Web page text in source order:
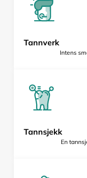
Tannverk
Intens
Tannsjekk
En